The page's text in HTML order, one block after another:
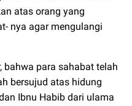
atas orang yang
nya agar mengulangi
bahwa para sahabat telah
bersujud atas hidung
Ibnu Habib dari ulama